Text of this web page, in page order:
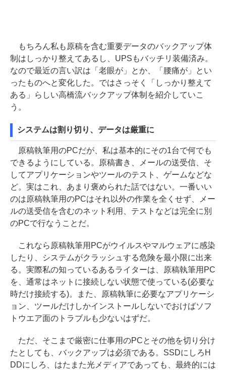
もちろん私も原稿を含む重要データのバックアップ体
制はしっかり整えてあるし、UPSもバッチリ装備済み。
なので最近の言い訳は「老眼が」とか、「腰痛が」とい
ったものへと変化した。ではさっそく「しっかり整えて
ある」らしい高橋流バックアップ体制を紹介していこ
う。
システムは割り切り、データは厳重に
原稿執筆用のPCだが、私は基本的にその1台で何でも
できるようにしている。原稿書き、メールの送受信、そ
してアプリケーションやツールのテスト、ゲームなどな
ど。実はこれ、あまり褒められた話ではない。一番いい
のは原稿執筆用のPCはそれ以外の作業を全くせず、メー
ルの送受信を含むのネット利用、テストなどは完全に別
のPCで行なうことだ。
これなら原稿執筆用PCがウイルスやマルウェアに感染
したり、システムがクラッシュする危険を最小限に出来
る。実際私の知っているあるライターは、原稿執筆用PC
を、通常はネットに接続しない状態で使っている(必要な
時だけ接続する)。また、原稿執筆に必要なアプリケーシ
ョン、ツールだけしかインストールしないでおけばソフ
トウエア面のトラブルも少ないはずだ。
ただ、そこまで厳密に仕事用のPCとその他を切り分け
たとしても、バックアップは必須である。SSDにしろH
DDにしろ、はたまた光メディアであっても、最終的には